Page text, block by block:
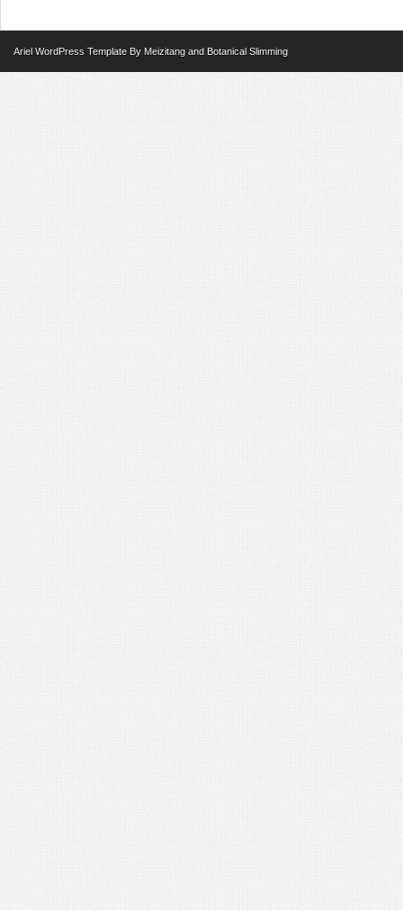
Ariel WordPress Template By Meizitang and Botanical Slimming